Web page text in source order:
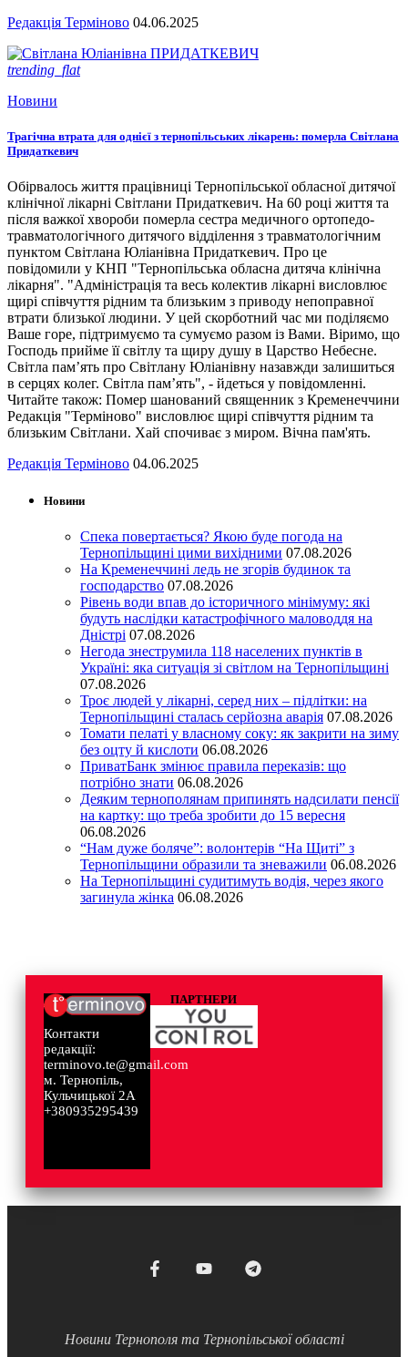
Редакція Терміново 04.06.2025
trending_flat
Новини
Трагічна втрата для однієї з тернопільських лікарень: померла Світлана
Придаткевич
Обірвалось життя працівниці Тернопільської обласної дитячої
клінічної лікарні Світлани Придаткевич. На 60 році життя та
після важкої хвороби померла сестра медичного ортопедо-
травматологічного дитячого відділення з травматологічним
пунктом Світлана Юліанівна Придаткевич. Про це
повідомили у КНП "Тернопільська обласна дитяча клінічна
лікарня". "Адміністрація та весь колектив лікарні висловлює
щирі співчуття рідним та близьким з приводу непоправної
втрати близької людини. У цей скорботний час ми поділяємо
Ваше горе, підтримуємо та сумуємо разом із Вами. Віримо, що
Господь прийме її світлу та щиру душу в Царство Небесне.
Світла пам’ять про Світлану Юліанівну назавжди залишиться
в серцях колег. Світла пам’ять", - йдеться у повідомленні.
Читайте також: Помер шанований священник з Кременеччини
Редакція "Терміново" висловлює щирі співчуття рідним та
близьким Світлани. Хай спочиває з миром. Вічна пам'ять.
Редакція Терміново 04.06.2025
Новини
Спека повертається? Якою буде погода на
Тернопільщині цими вихідними 07.08.2026
На Кременеччині ледь не згорів будинок та
господарство 07.08.2026
Рівень води впав до історичного мінімуму: які
будуть наслідки катастрофічного маловоддя на
Дністрі 07.08.2026
Негода знеструмила 118 населених пунктів в
Україні: яка ситуація зі світлом на Тернопільщині
07.08.2026
Троє людей у лікарні, серед них – підлітки: на
Тернопільщині сталась серйозна аварія 07.08.2026
Томати пелаті у власному соку: як закрити на зиму
без оцту й кислоти 06.08.2026
ПриватБанк змінює правила переказів: що
потрібно знати 06.08.2026
Деяким тернополянам припинять надсилати пенсії
на картку: що треба зробити до 15 вересня
06.08.2026
“Нам дуже боляче”: волонтерів “На Щиті” з
Тернопільщини образили та зневажили 06.08.2026
На Тернопільщині судитимуть водія, через якого
загинула жінка 06.08.2026
Контакти
редакції:
terminovo.te@gmail.com
м. Тернопіль,
Кульчицької 2А
+380935295439
ПАРТНЕРИ
Новини Тернополя та Тернопільської області